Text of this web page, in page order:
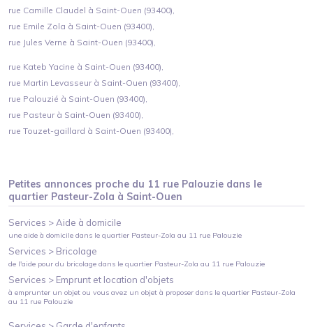
rue Camille Claudel à Saint-Ouen (93400),
rue Emile Zola à Saint-Ouen (93400),
rue Jules Verne à Saint-Ouen (93400),
rue Kateb Yacine à Saint-Ouen (93400),
rue Martin Levasseur à Saint-Ouen (93400),
rue Palouzié à Saint-Ouen (93400),
rue Pasteur à Saint-Ouen (93400),
rue Touzet-gaillard à Saint-Ouen (93400),
Petites annonces proche du 11 rue Palouzie dans le
quartier Pasteur-Zola à Saint-Ouen
Services > Aide à domicile
une aide à domicile dans le quartier Pasteur-Zola au 11 rue Palouzie
Services > Bricolage
de l'aide pour du bricolage dans le quartier Pasteur-Zola au 11 rue Palouzie
Services > Emprunt et location d'objets
à emprunter un objet ou vous avez un objet à proposer dans le quartier Pasteur-Zola
au 11 rue Palouzie